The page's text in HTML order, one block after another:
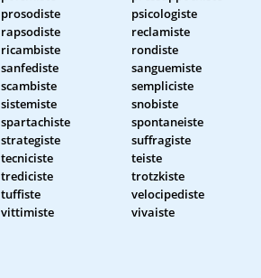
prosodiste psicologiste
rapsodiste reclamiste
ricambiste rondiste
sanfediste sanguemiste
scambiste sempliciste
sistemiste snobiste
spartachiste spontaneiste
strategiste suffragiste
tecniciste teiste
trediciste trotzkiste
tuffiste velocipediste
vittimiste vivaiste